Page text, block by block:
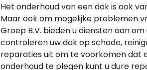
Het onderhoud van een dak is ook
Maar ook om mogelijke problemen
Groep B.V. bieden u diensten aan
controleren uw dak op schade,
reparaties uit om te voorkomen dat
onderhoud te plegen kunt u dure